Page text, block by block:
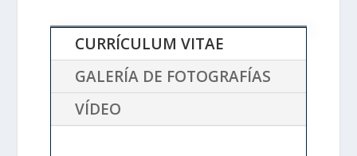
CURRÍCULUM VITAE
GALERÍA DE FOTOGRAFÍAS
VÍDEO